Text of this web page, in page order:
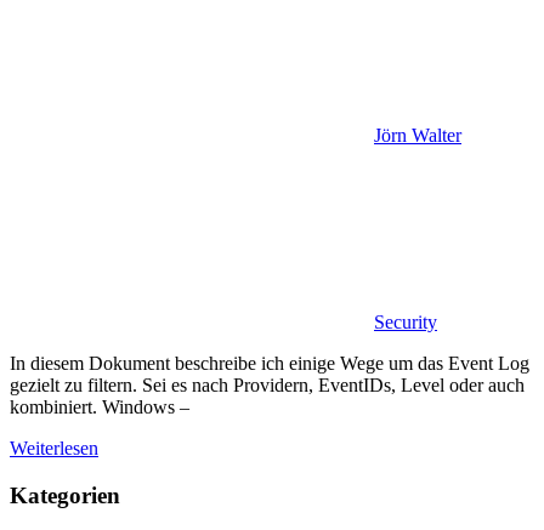
Jörn Walter
Security
In diesem Dokument beschreibe ich einige Wege um das Event Log
gezielt zu filtern. Sei es nach Providern, EventIDs, Level oder auch
kombiniert. Windows –
Weiterlesen
Kategorien